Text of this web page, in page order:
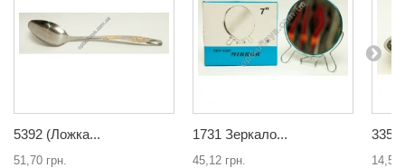
5392 (Ложка...
51,70 грн.
1731 Зеркало...
45,12 грн.
335
14,57